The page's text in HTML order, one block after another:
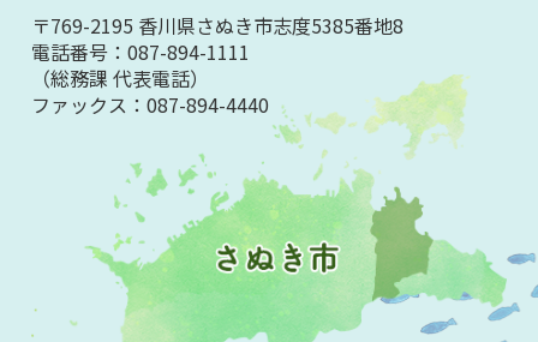
〒769-2195 香川県さぬき市志度5385番地8
電話番号：087-894-1111
（総務課 代表電話）
ファックス：087-894-4440